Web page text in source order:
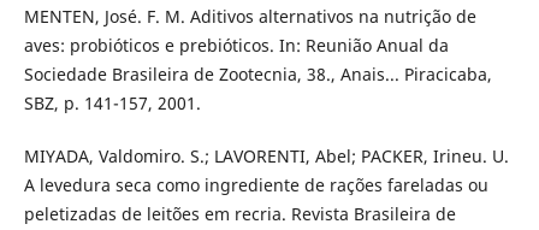
MENTEN, José. F. M. Aditivos alternativos na nutrição de
aves: probióticos e prebióticos. In: Reunião Anual da
Sociedade Brasileira de Zootecnia, 38., Anais... Piracicaba,
SBZ, p. 141-157, 2001.
MIYADA, Valdomiro. S.; LAVORENTI, Abel; PACKER, Irineu. U.
A levedura seca como ingrediente de rações fareladas ou
peletizadas de leitões em recria. Revista Brasileira de